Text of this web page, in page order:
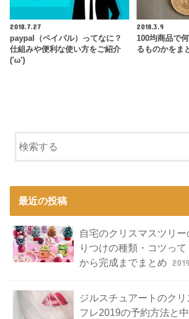
2018.7.27
paypal（ペイパル）ってなに？
仕組みや便利な使い方をご紹介
('ω')
2018.3.9
100均商品で
るものかをま
最近の投稿
自宅のクリスマスツリ
りつけの種類・コツっ
から完成までまとめ
ジルスチュアートのクリ
フレ2019の予約方法と